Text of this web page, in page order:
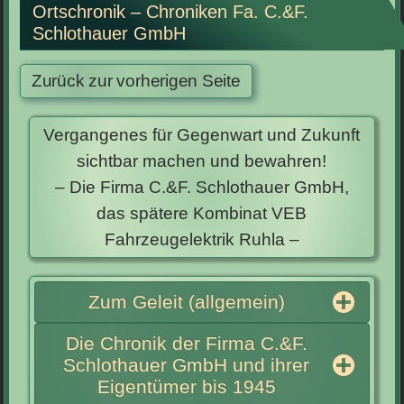
Ortschronik – Chroniken Fa. C.&F.
Schlothauer GmbH
Vergangenes für Gegenwart und Zukunft
sichtbar machen und bewahren!
– Die Firma C.&F. Schlothauer GmbH,
das spätere Kombinat VEB
Fahrzeugelektrik Ruhla –
Zum Geleit (allgemein)
Die Chronik der Firma C.&F.
Schlothauer GmbH und ihrer
Eigentümer bis 1945